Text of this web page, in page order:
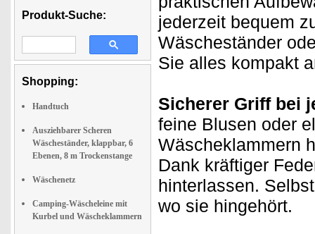
Produkt-Suche:
Shopping:
Handtuch
Ausziehbarer Scheren
Wäscheständer, klappbar, 6
Ebenen, 8 m Trockenstange
Wäschenetz
Camping-Wäscheleine mit
Kurbel und Wäscheklammern
jederzeit bequem
Wäscheständer
Sie alles kompakt
Sicherer Griff bei
feine Blusen oder
Wäscheklammern
Dank kräftiger
hinterlassen.
wo sie hingehört.